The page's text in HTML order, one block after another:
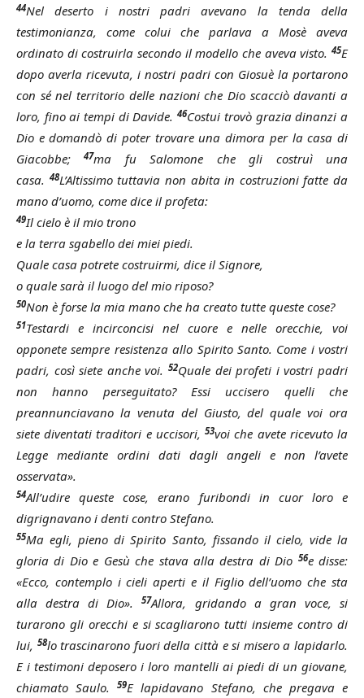
44Nel deserto i nostri padri avevano la tenda della
testimonianza, come colui che parlava a Mosè aveva
ordinato di costruirla secondo il modello che aveva visto. 45E
dopo averla ricevuta, i nostri padri con Giosuè la portarono
con sé nel territorio delle nazioni che Dio scacciò davanti a
loro, fino ai tempi di Davide.46Costui trovò grazia dinanzi a
Dio e domandò di poter trovare una dimora per la casa di
Giacobbe;47ma fu Salomone che gli costruì una
casa. 48L’Altissimo tuttavia non abita in costruzioni fatte da
mano d’uomo, come dice il profeta:
49Il cielo è il mio trono
e la terra sgabello dei miei piedi.
Quale casa potrete costruirmi, dice il Signore,
o quale sarà il luogo del mio riposo?
50Non è forse la mia mano che ha creato tutte queste cose?
51Testardi e incirconcisi nel cuore e nelle orecchie, voi
opponete sempre resistenza allo Spirito Santo. Come i vostri
padri, così siete anche voi. 52Quale dei profeti i vostri padri
non hanno perseguitato? Essi uccisero quelli che
preannunciavano la venuta del Giusto, del quale voi ora
siete diventati traditori e uccisori,53voi che avete ricevuto la
Legge mediante ordini dati dagli angeli e non l’avete
osservata».
54All’udire queste cose, erano furibondi in cuor loro e
digrignavano i denti contro Stefano.
55Ma egli, pieno di Spirito Santo, fissando il cielo, vide la
gloria di Dio e Gesù che stava alla destra di Dio 56e disse:
«Ecco, contemplo i cieli aperti e il Figlio dell’uomo che sta
alla destra di Dio».57Allora, gridando a gran voce, si
turarono gli orecchi e si scagliarono tutti insieme contro di
lui, 58lo trascinarono fuori della città e si misero a lapidarlo.
E i testimoni deposero i loro mantelli ai piedi di un giovane,
chiamato Saulo.59E lapidavano Stefano, che pregava e